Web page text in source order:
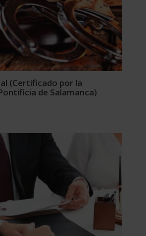
(Certificado por la
de Salamanca)